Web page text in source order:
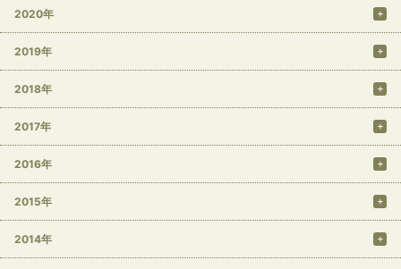
2020年
2019年
2018年
2017年
2016年
2015年
2014年